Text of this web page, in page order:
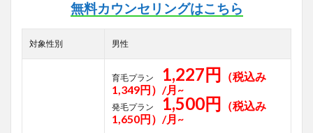
無料カウンセリングはこちら
対象性別 男性
育毛プラン 1,227円 （税込み
1,349円）/月~
発毛プラン 1,500円 （税込み
1,650円）/月~